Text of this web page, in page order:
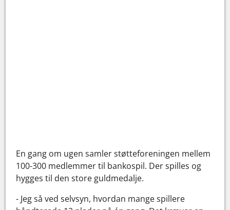
En gang om ugen samler støtteforeningen mellem
100-300 medlemmer til bankospil. Der spilles og
hygges til den store guldmedalje.
- Jeg så ved selvsyn, hvordan mange spillere